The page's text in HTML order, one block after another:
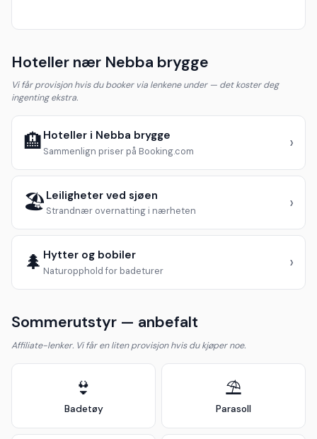
Hoteller nær Nebba brygge
Vi får provisjon hvis du booker via lenkene under — det koster deg
ingenting ekstra.
🏨 Hoteller i Nebba brygge
Sammenlign priser på Booking.com ›
🏖️ Leiligheter ved sjøen
Strandnær overnatting i nærheten ›
🌲 Hytter og bobiler
Naturopphold for badeturer ›
Sommerutstyr — anbefalt
Affiliate-lenker. Vi får en liten provisjon hvis du kjøper noe.
👙
Badetøy
⛱️
Parasoll